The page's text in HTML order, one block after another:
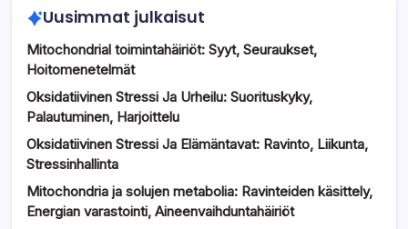
Uusimmat julkaisut
Mitochondrial toimintahäiriöt: Syyt, Seuraukset,
Hoitomenetelmät
Oksidatiivinen Stressi Ja Urheilu: Suorituskyky,
Palautuminen, Harjoittelu
Oksidatiivinen Stressi Ja Elämäntavat: Ravinto, Liikunta,
Stressinhallinta
Mitochondria ja solujen metabolia: Ravinteiden käsittely,
Energian varastointi, Aineenvaihduntahäiriöt